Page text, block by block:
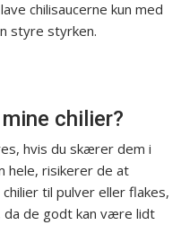
chilisaucerne kun med
styre styrken.
chilier?
hvis du skærer dem i
hele, risikerer de at
til pulver eller flakes,
de godt kan være lidt